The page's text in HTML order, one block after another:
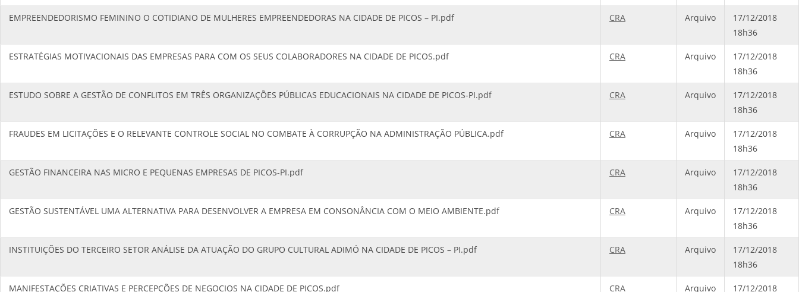
EMPREENDEDORISMO FEMININO O COTIDIANO DE MULHERES EMPREENDEDORAS NA CIDADE DE PICOS – PI.pdf CRA Arquivo
17/12/2018
18h36
ESTRATÉGIAS MOTIVACIONAIS DAS EMPRESAS PARA COM OS SEUS COLABORADORES NA CIDADE DE PICOS.pdf CRA Arquivo
17/12/2018
18h36
ESTUDO SOBRE A GESTÃO DE CONFLITOS EM TRÊS ORGANIZAÇÕES PÚBLICAS EDUCACIONAIS NA CIDADE DE PICOS-PI.pdf CRA Arquivo
17/12/2018
18h36
FRAUDES EM LICITAÇÕES E O RELEVANTE CONTROLE SOCIAL NO COMBATE À CORRUPÇÃO NA ADMINISTRAÇÃO PÚBLICA.pdf CRA Arquivo
17/12/2018
18h36
GESTÃO FINANCEIRA NAS MICRO E PEQUENAS EMPRESAS DE PICOS-PI.pdf CRA Arquivo
17/12/2018
18h36
GESTÃO SUSTENTÁVEL UMA ALTERNATIVA PARA DESENVOLVER A EMPRESA EM CONSONÂNCIA COM O MEIO AMBIENTE.pdf CRA Arquivo
17/12/2018
18h36
INSTITUIÇÕES DO TERCEIRO SETOR ANÁLISE DA ATUAÇÃO DO GRUPO CULTURAL ADIMÓ NA CIDADE DE PICOS – PI.pdf CRA Arquivo
17/12/2018
18h36
MANIFESTAÇÕES CRIATIVAS E PERCEPÇÕES DE NEGOCIOS NA CIDADE DE PICOS.pdf CRA Arquivo 17/12/2018